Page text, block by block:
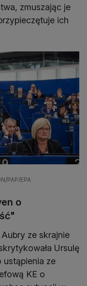
zmuszając je
ich
PAP/EPA
o
ze skrajnie
Ursulę
ze
KE o